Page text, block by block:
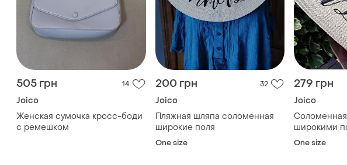
505 грн 14
Joico
Женская сумочка кросс-боди
с ремешком
200 грн 32
Joico
Пляжная шляпа соломенная
широкие поля
One size
279 грн
Joico
широкими
надписью
One size